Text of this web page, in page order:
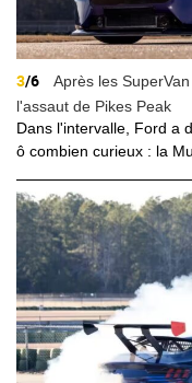
3/6
Après les
l'assaut de Pikes Peak
Dans l'intervalle, Ford a
ô combien curieux : la